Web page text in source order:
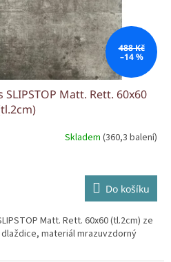
488 Kč
–14 %
Matt. Rett. 60x60
Skladem (360,3 balení)
Do košíku
Matt. Rett. 60x60 (tl.2cm) ze
materiál mrazuvzdorný